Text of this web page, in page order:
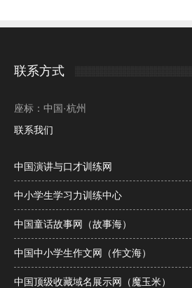
联系方式
座标：中国·杭州
联系我们
中国演讲与口才训练网
中小学生学习力训练中心
中国童话故事网（故事海）
中国中小学生作文网（作文海）
中国顶级收藏域名展示网（魔玉米）